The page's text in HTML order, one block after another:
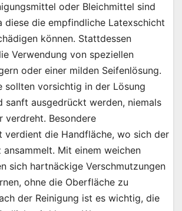
oder Bleichmittel sind
diese die empfindliche Latexschicht
können. Stattdessen
Verwendung von speziellen
oder einer milden Seifenlösung.
sollten vorsichtig in der Lösung
sanft ausgedrückt werden, niemals
verdreht. Besondere
verdient die Handfläche, wo sich der
ansammelt. Mit einem weichen
sich hartnäckige Verschmutzungen
ohne die Oberfläche zu
der Reinigung ist es wichtig, die